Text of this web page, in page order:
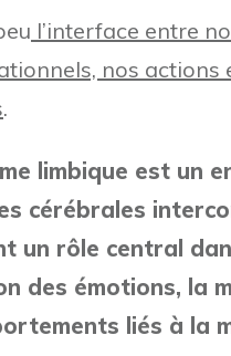
l’interface entre
nos actions
.
limbique est un
cérébrales
un rôle central
des émotions, la
liés à la